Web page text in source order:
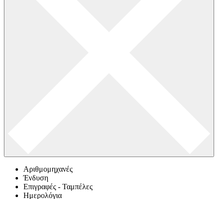
Αριθμομηχανές
Ένδυση
Επιγραφές - Ταμπέλες
Ημερολόγια